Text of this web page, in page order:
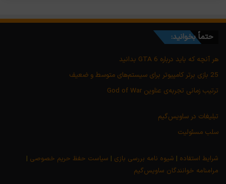
حتماً بخوانید:
هر آنچه که باید درباره GTA 6 بدانید
25 بازی برتر کامپیوتر برای سیستم‌های متوسط و ضعیف
ترتیب زمانی تجربه‌ی عناوین God of War
تبلیغات در ساویس‌گیم
سلب مسئولیت
شرایط استفاده | شیوه نامه بررسی بازی | سیاست حفظ حریم خصوصی |
مرامنامه خوانندگان ساویس‌گیم